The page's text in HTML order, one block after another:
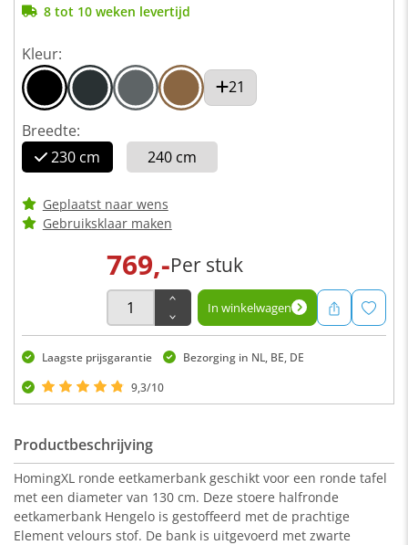
8 tot 10 weken levertijd
Kleur:
21
Breedte:
230 cm
240 cm
Geplaatst naar wens
Gebruiksklaar maken
769,-Per stuk
In winkelwagen
Laagste prijsgarantie
Bezorging in NL, BE, DE
9,3/10
Productbeschrijving
HomingXL ronde eetkamerbank geschikt voor een ronde tafel
met een diameter van 130 cm. Deze stoere halfronde
eetkamerbank Hengelo is gestoffeerd met de prachtige
Element velours stof. De bank is uitgevoerd met zwarte